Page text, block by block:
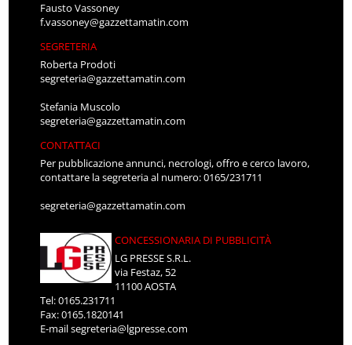
Fausto Vassoney
f.vassoney@gazzettamatin.com
SEGRETERIA
Roberta Prodoti
segreteria@gazzettamatin.com
Stefania Muscolo
segreteria@gazzettamatin.com
CONTATTACI
Per pubblicazione annunci, necrologi, offro e cerco lavoro,
contattare la segreteria al numero: 0165/231711
segreteria@gazzettamatin.com
CONCESSIONARIA DI PUBBLICITÀ
LG PRESSE S.R.L.
via Festaz, 52
11100 AOSTA
Tel: 0165.231711
Fax: 0165.1820141
E-mailsegreteria@lgpresse.com